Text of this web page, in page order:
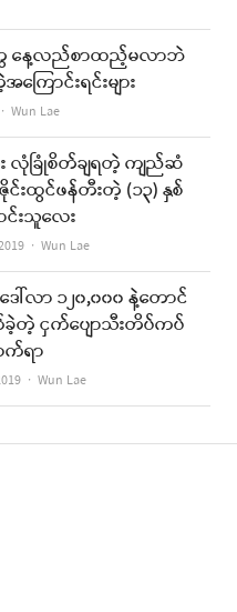
နေ့လည်စာထည့်မလာဘဲ
ြောင်းရင်းများ
Author
Wun Lae
း လုံခြုံစိတ်ချရတဲ့ ကျည်ဆံ
င်းထွင်ဖန်တီးတဲ့ (၁၃) နှစ်
းသူလေး
Author
Wun Lae
ါ်လာ ၁၂၀,၀၀၀ နဲ့တောင်
ခဲ့တဲ့ ငှက်ပျောသီးတိပ်ကပ်
ရာ
Author
Wun Lae